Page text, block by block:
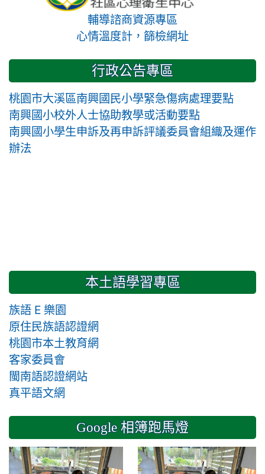
輔導諮商資源專區
心情溫度計，篩檢網址
行政公告專區
桃園市大溪區南興國民小學緊急傷病處理要點
南興國小校外人士協助教學或活動要點
南興國小學生申訴及再申訴評議委員會組織及運作
辦法
本土語學習專區
族語 E 樂園
原住民族語認證網
桃園市本土教育網
客家委員會
閩南語認證網站
真平語文網
Google 相簿跑馬燈
2024-11-14 六年級三和